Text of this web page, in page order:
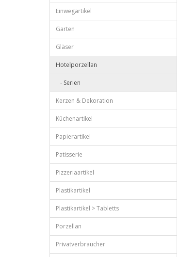
Einwegartikel
Garten
Gläser
Hotelporzellan
- Serien
Kerzen & Dekoration
Küchenartikel
Papierartikel
Patisserie
Pizzeriaartikel
Plastikartikel
Plastikartikel > Tabletts
Porzellan
Privatverbraucher